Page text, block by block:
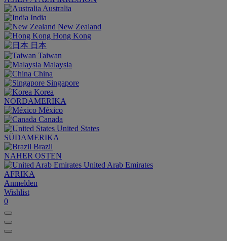
Australia
India
New Zealand
Hong Kong
日本
Taiwan
Malaysia
China
Singapore
Korea
NORDAMERIKA
México
Canada
United States
SÜDAMERIKA
Brazil
NAHER OSTEN
United Arab Emirates
AFRIKA
Anmelden
Wishlist
0